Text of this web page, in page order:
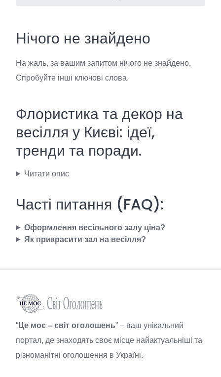
Нічого не знайдено
На жаль, за вашим запитом нічого не знайдено.
Спробуйте інші ключові слова.
Флористика та декор на
весілля у Києві: ідеї,
тренди та поради.
Читати опис
Часті питання (FAQ):
Оформлення весільного залу ціна?
Як прикрасити зал на весілля?
“Це моє – світ оголошень” – ваш унікальний
портал, де знаходять своє місце найактуальніші та
різноманітні оголошення в Україні.